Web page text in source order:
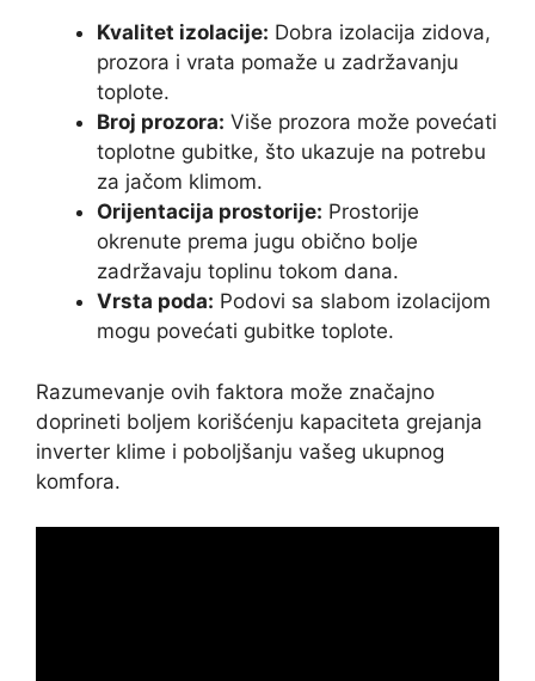
Kvalitet izolacije: Dobra izolacija zidova,
prozora i vrata pomaže u zadržavanju
toplote.
Broj prozora: Više prozora može povećati
toplotne gubitke, što ukazuje na potrebu
za jačom klimom.
Orijentacija prostorije: Prostorije
okrenute prema jugu obično bolje
zadržavaju toplinu tokom dana.
Vrsta poda: Podovi sa slabom izolacijom
mogu povećati gubitke toplote.
Razumevanje ovih faktora može značajno
doprineti boljem korišćenju kapaciteta grejanja
inverter klime i poboljšanju vašeg ukupnog
komfora.